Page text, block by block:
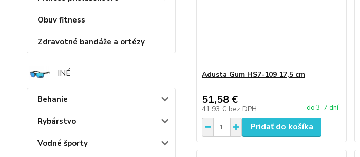
Obuv fitness
Zdravotné bandáže a ortézy
INÉ
Behanie
Rybárstvo
Vodné športy
Adusta Gum HS7-109 17,5 cm
51,58 €
41,93 € bez DPH do 3-7 dní
Pridať do košíka